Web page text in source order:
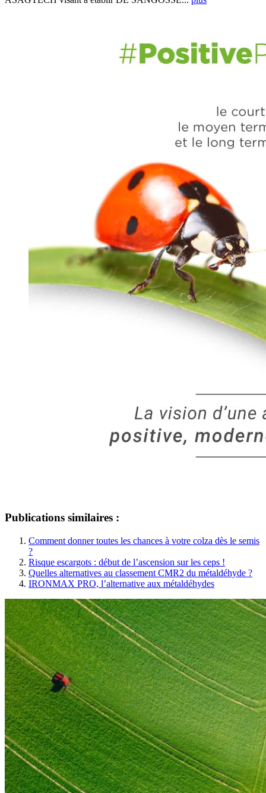
Publications similaires :
Comment donner toutes les chances à votre colza dès le semis
?
Risque escargots : début de l’ascension sur les ceps !
Quelles alternatives au classement CMR2 du métaldéhyde ?
IRONMAX PRO, l’alternative aux métaldéhydes